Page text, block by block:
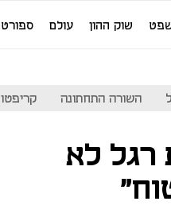
שוק ההון עולם ספורט
השורה התחתונה קריפטו
רגל לא